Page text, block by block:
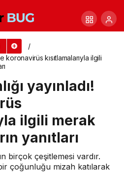
koronavirüs kısıtlamalarıyla ilgili
yayınladı!
ilgili merak
yanıtları
birçok çeşitlemesi vardır.
çoğunluğu mizah katılarak
yapılandırmada son